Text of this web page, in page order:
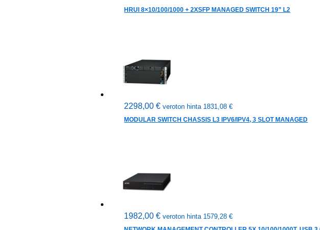
HRUI 8×10/100/1000 + 2XSFP MANAGED SWITCH 19” L2
2298,00€ veroton hinta 1831,08€
MODULAR SWITCH CHASSIS L3 IPV6/IPV4, 3 SLOT MANAGED
1982,00€ veroton hinta 1579,28€